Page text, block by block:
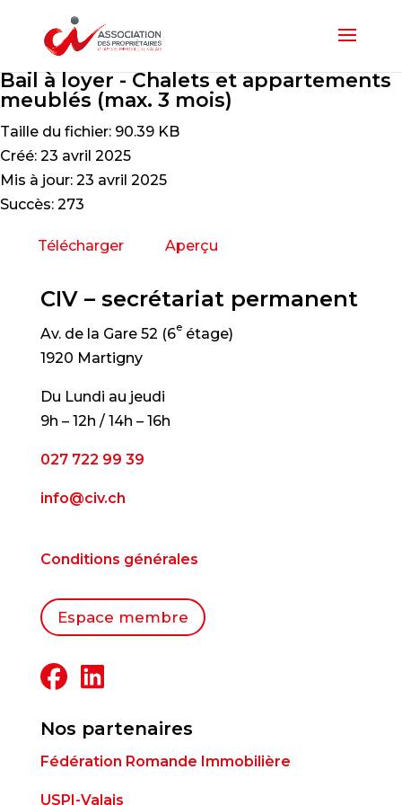
Bail à loyer - Chalets et appartements
meublés (max. 3 mois)
Taille du fichier: 90.39 KB
Créé: 23 avril 2025
Mis à jour: 23 avril 2025
Succès: 273
Télécharger Aperçu
CIV – secrétariat permanent
Av. de la Gare 52 (6eétage)
1920 Martigny
Du Lundi au jeudi
9h – 12h / 14h – 16h
027 722 99 39
info@civ.ch
Conditions générales
Espace membre
Nos partenaires
Fédération Romande Immobilière
USPI-Valais